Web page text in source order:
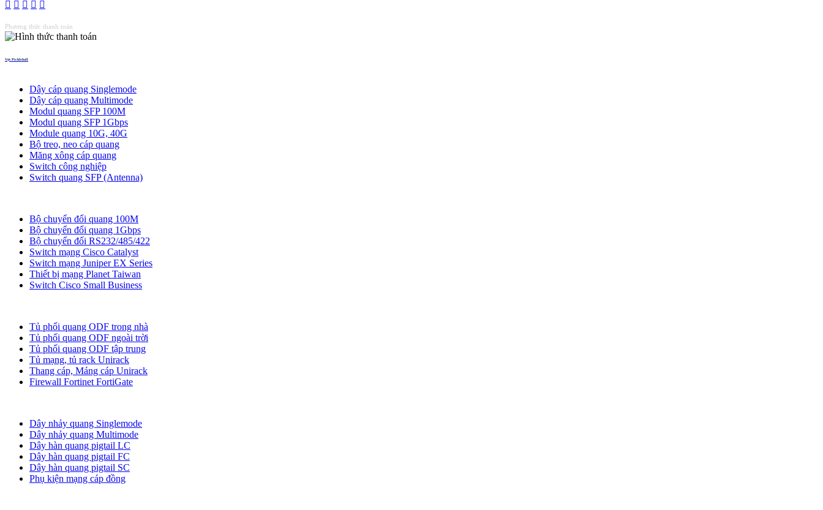
Phương thức thanh toán
Vợt Pickleball
Dây cáp quang Singlemode
Dây cáp quang Multimode
Modul quang SFP 100M
Modul quang SFP 1Gbps
Module quang 10G, 40G
Bộ treo, neo cáp quang
Măng xông cáp quang
Switch công nghiệp
Switch quang SFP (Antenna)
Bộ chuyển đổi quang 100M
Bộ chuyển đổi quang 1Gbps
Bộ chuyển đối RS232/485/422
Switch mạng Cisco Catalyst
Switch mạng Juniper EX Series
Thiết bị mạng Planet Taiwan
Switch Cisco Small Business
Tủ phối quang ODF trong nhà
Tủ phối quang ODF ngoài trời
Tủ phối quang ODF tập trung
Tủ mạng, tủ rack Unirack
Thang cáp, Máng cáp Unirack
Firewall Fortinet FortiGate
Dây nhảy quang Singlemode
Dây nhảy quang Multimode
Dây hàn quang pigtail LC
Dây hàn quang pigtail FC
Dây hàn quang pigtail SC
Phụ kiện mạng cáp đồng